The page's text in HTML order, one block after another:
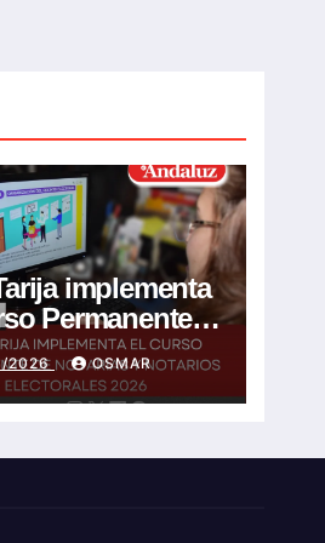
implementa
Permanente
y Notarios
2026
2026 OSMAR